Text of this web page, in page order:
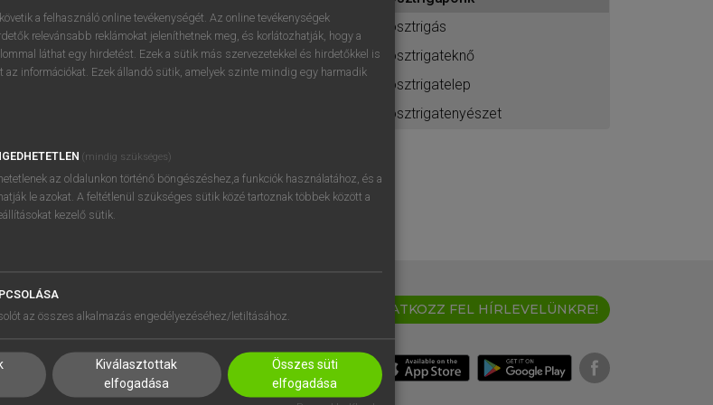
próbaverziójának elindításához
regisztrálok ésbelépek.
REGISZTRÁCIÓ
osztrigás
osztrigateknő
osztrigatelep
osztrigatenyészet
SÚGÓ
RÓLUNK
SÜTI BEÁLLÍTÁSOK
IRATKOZZ FEL HÍRLEVELÜNKRE!
a felhasználó online tevékenységét. Az online tevékenységek
relevánsabb reklámokat jeleníthetnek meg, és korlátozhatják, hogy a
láthat egy hirdetést. Ezek a sütik más szervezetekkel és hirdetőkkel is
az információkat. Ezek állandó sütik, amelyek szinte mindig egy harmadik
(mindig szükséges)
az oldalunkon történő böngészéshez,a funkciók használatához, és a
le azokat. A feltétlenül szükséges sütik közé tartoznak többek között a
kezelő sütik.
az összes alkalmazás engedélyezéséhez/letiltásához.
Kiválasztottak
elfogadása
Összes süti
elfogadása